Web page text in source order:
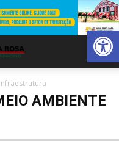
Abrir
AMBIENTE